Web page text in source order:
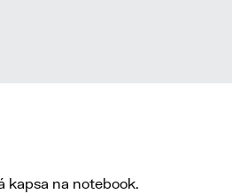
kapsa na notebook.